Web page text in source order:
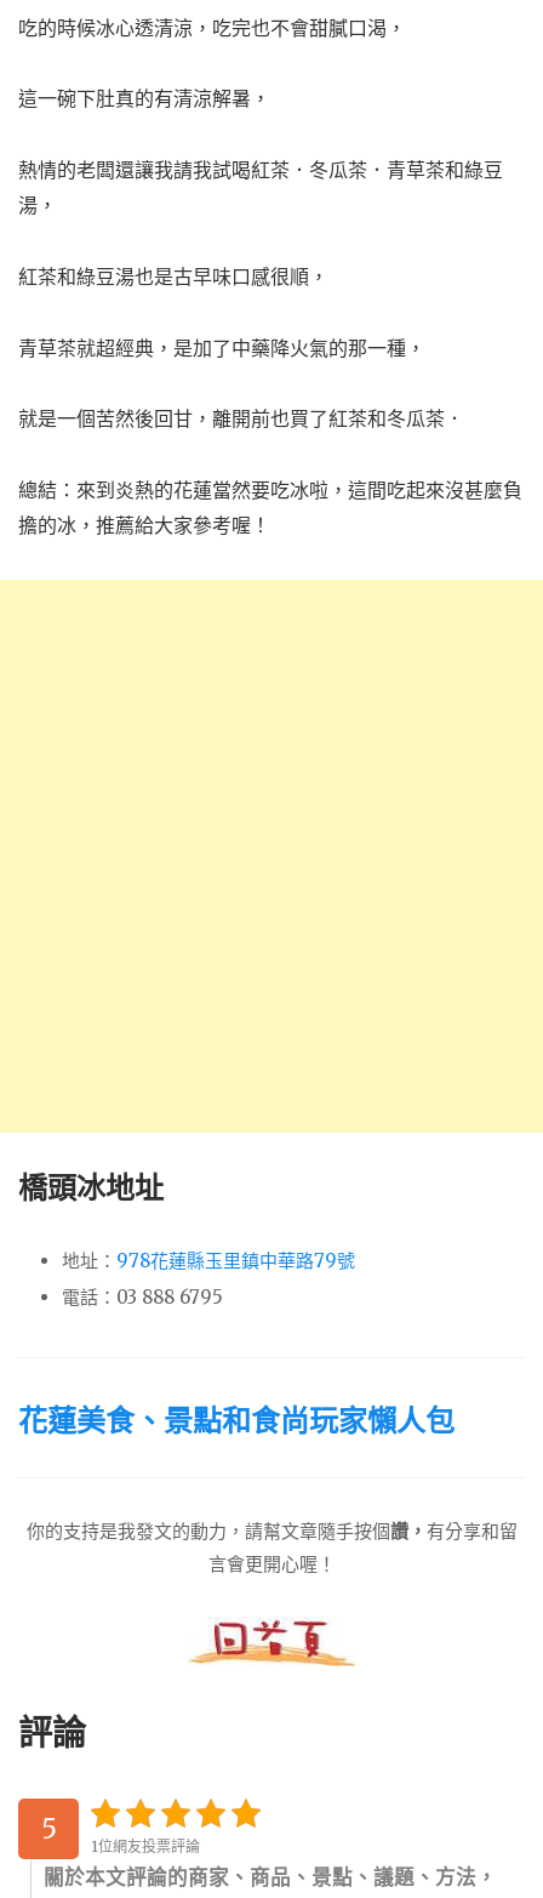
吃的時候冰心透清涼，吃完也不會甜膩口渴，
這一碗下肚真的有清涼解暑，
熱情的老闆還讓我請我試喝紅茶．冬瓜茶．青草茶和綠豆
湯，
紅茶和綠豆湯也是古早味口感很順，
青草茶就超經典，是加了中藥降火氣的那一種，
就是一個苦然後回甘，離開前也買了紅茶和冬瓜茶．
總結：來到炎熱的花蓮當然要吃冰啦，這間吃起來沒甚麼負
擔的冰，推薦給大家參考喔！
橋頭冰地址
地址： 978花蓮縣玉里鎮中華路79號
電話：03 888 6795
花蓮美食、景點和食尚玩家懶人包
你的支持是我發文的動力，請幫文章隨手按個讚， 有分享和留
言會更開心喔！
評論
5
1位網友投票評論
關於本文評論的商家、商品、景點、議題、方法，